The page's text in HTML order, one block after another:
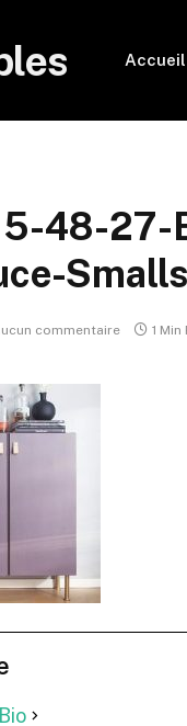
Accueil
48-27-
commentaire 1 Min